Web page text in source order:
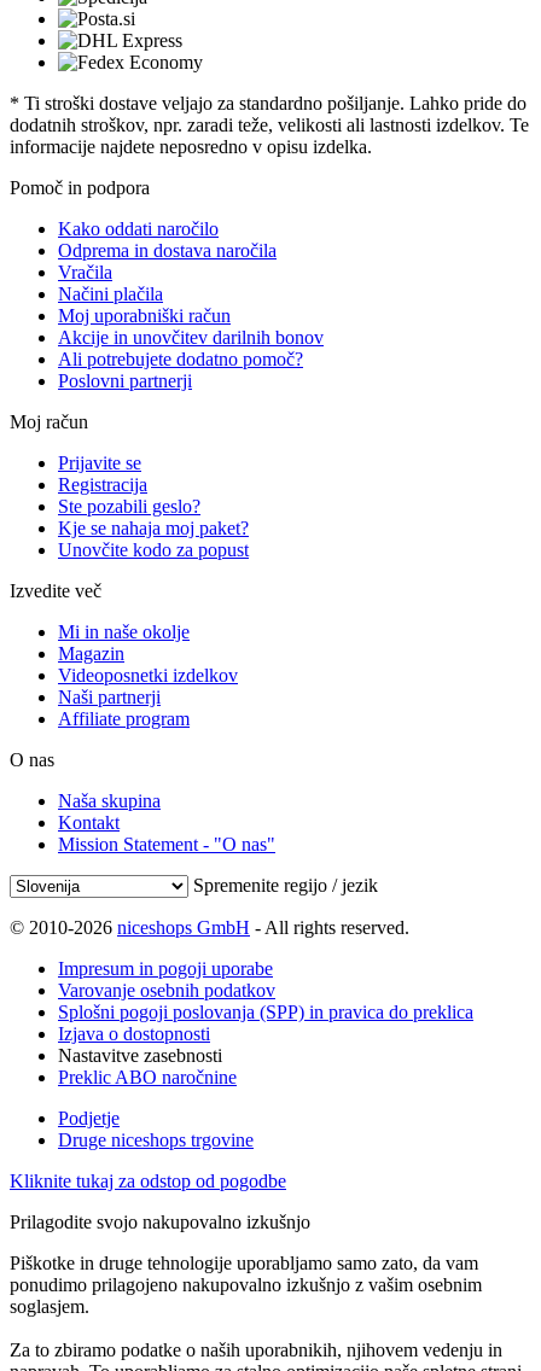
* Ti stroški dostave veljajo za standardno pošiljanje. Lahko pride do
dodatnih stroškov, npr. zaradi teže, velikosti ali lastnosti izdelkov. Te
informacije najdete neposredno v opisu izdelka.
Pomoč in podpora
Kako oddati naročilo
Odprema in dostava naročila
Vračila
Načini plačila
Moj uporabniški račun
Akcije in unovčitev darilnih bonov
Ali potrebujete dodatno pomoč?
Poslovni partnerji
Moj račun
Prijavite se
Registracija
Ste pozabili geslo?
Kje se nahaja moj paket?
Unovčite kodo za popust
Izvedite več
Mi in naše okolje
Magazin
Videoposnetki izdelkov
Naši partnerji
Affiliate program
O nas
Naša skupina
Kontakt
Mission Statement - "O nas"
Spremenite regijo / jezik
© 2010-2026 niceshops GmbH - All rights reserved.
Impresum in pogoji uporabe
Varovanje osebnih podatkov
Splošni pogoji poslovanja (SPP) in pravica do preklica
Izjava o dostopnosti
Nastavitve zasebnosti
Preklic ABO naročnine
Podjetje
Druge niceshops trgovine
Kliknite tukaj za odstop od pogodbe
Prilagodite svojo nakupovalno izkušnjo
Piškotke in druge tehnologije uporabljamo samo zato, da vam
ponudimo prilagojeno nakupovalno izkušnjo z vašim osebnim
soglasjem.
Za to zbiramo podatke o naših uporabnikih, njihovem vedenju in